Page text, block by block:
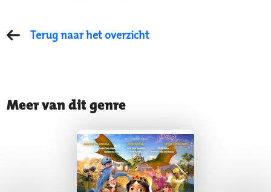
Terug naar het overzicht
Meer van dit genre